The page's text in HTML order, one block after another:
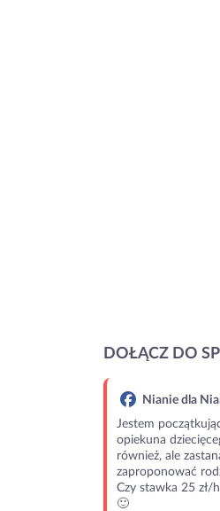
DOŁĄCZ DO
Nianie dla
Jestem
opiekuna
również, ale
zaproponować
Czy stawka 25 zł/
🙂